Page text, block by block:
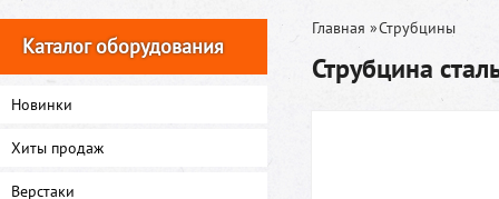
Каталог оборудования
Новинки
Хиты продаж
Верстаки
Главная »Струбцины
Струбцина